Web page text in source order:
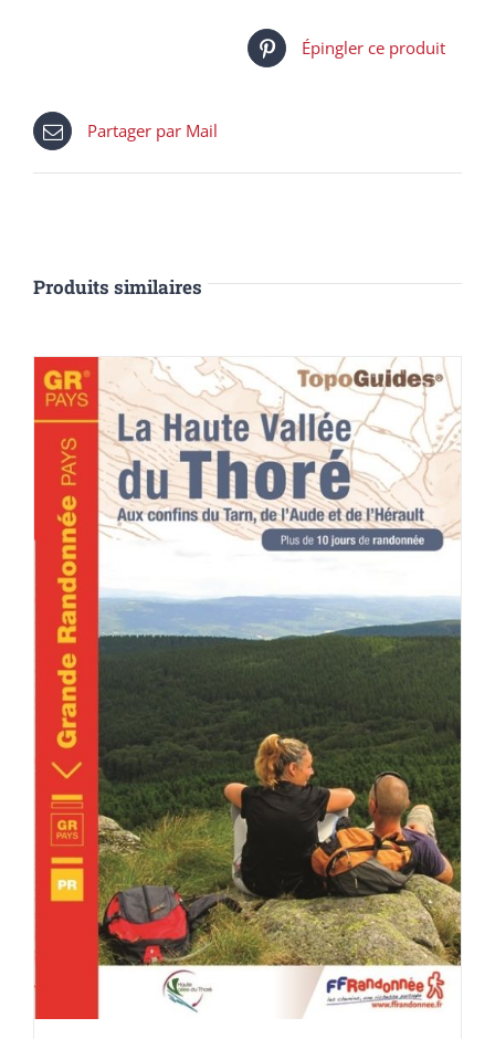
Épingler ce produit
Partager par Mail
Produits similaires
ACHETER LE PRODUIT /